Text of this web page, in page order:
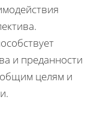
и преданности
целям и